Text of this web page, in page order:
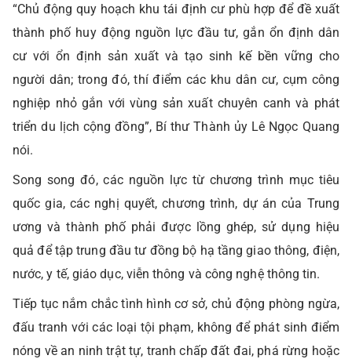
“Chủ động quy hoạch khu tái định cư phù hợp để đề xuất
thành phố huy động nguồn lực đầu tư, gắn ổn định dân
cư với ổn định sản xuất và tạo sinh kế bền vững cho
người dân; trong đó, thí điểm các khu dân cư, cụm công
nghiệp nhỏ gắn với vùng sản xuất chuyên canh và phát
triển du lịch cộng đồng”, Bí thư Thành ủy Lê Ngọc Quang
nói.
Song song đó, các nguồn lực từ chương trình mục tiêu
quốc gia, các nghị quyết, chương trình, dự án của Trung
ương và thành phố phải được lồng ghép, sử dụng hiệu
quả để tập trung đầu tư đồng bộ hạ tầng giao thông, điện,
nước, y tế, giáo dục, viễn thông và công nghệ thông tin.
Tiếp tục nắm chắc tình hình cơ sở, chủ động phòng ngừa,
đấu tranh với các loại tội phạm, không để phát sinh điểm
nóng về an ninh trật tự, tranh chấp đất đai, phá rừng hoặc